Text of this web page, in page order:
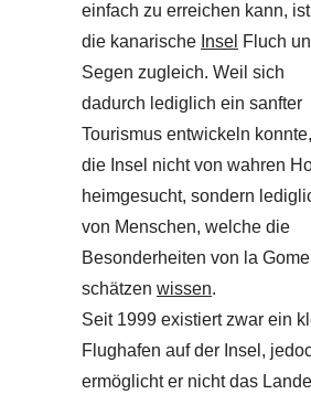
einfach zu erreichen kann,
die kanarische Insel Fluch
Segen zugleich. Weil sich
dadurch lediglich ein sanfter
Tourismus entwickeln
die Insel nicht von wahren
heimgesucht, sondern
von Menschen, welche die
Besonderheiten von la
schätzen wissen.
Seit 1999 existiert zwar ein
Flughafen auf der Insel,
ermöglicht er nicht das